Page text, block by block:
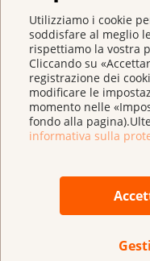
Utilizziamo i cookie
soddisfare al meglio
rispettiamo la vostra
Cliccando su
registrazione dei
modificare le
momento nelle
fondo alla
informativa sulla
trova